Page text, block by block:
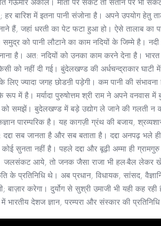
बारिश में इतना पानी संजोना है। अपने उपयोग हेतु
हैं, जहां धरती का पेट फटा हुआ हो। ऐसे तालाब का
को पानी लौटाने का काम नदियों के जिम्मे है।
है। अत: नदियों को उनका काम करने देना है। भारत
को नहीं दी गई। बुंदेलखण्ड की अर्धचन्द्राकार
के लिए ज्यादा जगह छोडऩी पड़ेगी। कम पानी की
के रूप में है। मर्यादा पुरुषोत्तम श्री राम ने अपने
को समझें। बुदेलखण्ड में बड़े उद्योग ले जाने की गलती न
पारम्परिक है। यह कागज़ी ग्रंथ की बजाय,
सब जानता है और सब बताता है। दद्दा अनपढ़ भले
कोई सुनता नहीं है। पहले दद्दा और बूढ़ी अम्मा ही
जलसंकट आये, तो जनक जैसा राजा भी हल-बैल
के प्रतिनिधि थे। अब प्रधान, विधायक, सांसद,
करेगा। दुर्योग से सुश्री उमाजी भी यही कह
देशज ज्ञान, परम्परा और संस्कार की